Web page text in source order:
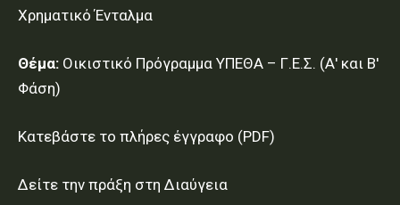
Χρηματικό Ένταλμα
Θέμα: Οικιστικό Πρόγραμμα ΥΠΕΘΑ – Γ.Ε.Σ. (Α' και Β'
Φάση)
Κατεβάστε το πλήρες έγγραφο (PDF)
Δείτε την πράξη στη Διαύγεια